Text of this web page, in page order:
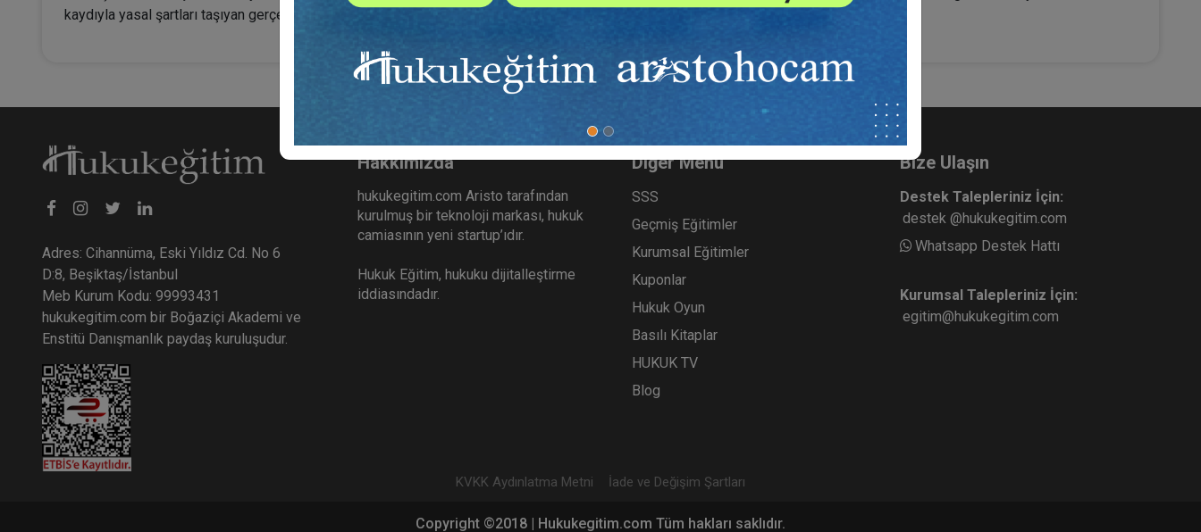
kaydıyla yasal şartları taşıyan gerçek ve tüzel kişiler sözleşme yapabilir.
Adres: Cihannüma, Eski Yıldız Cd. No 6
D:8, Beşiktaş/İstanbul
Meb Kurum Kodu: 99993431
hukukegitim.com bir Boğaziçi Akademi ve
Enstitü Danışmanlık paydaş kuruluşudur.
Hakkımızda
hukukegitim.com Aristo tarafından
kurulmuş bir teknoloji markası, hukuk
camiasının yeni startup’ıdır.
Hukuk Eğitim, hukuku dijitalleştirme
iddiasındadır.
Diğer Menü
SSS
Geçmiş Eğitimler
Kurumsal Eğitimler
Kuponlar
Hukuk Oyun
Basılı Kitaplar
HUKUK TV
Blog
Bize Ulaşın
Destek Talepleriniz İçin:
destek @hukukegitim.com
Whatsapp Destek Hattı
Kurumsal Talepleriniz İçin:
egitim@hukukegitim.com
KVKK Aydınlatma Metni İade ve Değişim Şartları
Copyright ©2018 | Hukukegitim.com Tüm hakları saklıdır.